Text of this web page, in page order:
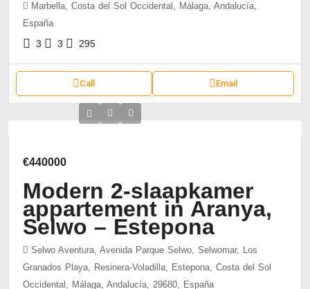
Marbella, Costa del Sol Occidental, Málaga, Andalucía,
España
3 3 295
Call Email
€440000
Modern 2-slaapkamer
appartement in Aranya,
Selwo – Estepona
Selwo Aventura, Avenida Parque Selwo, Selwomar, Los
Granados Playa, Resinera-Voladilla, Estepona, Costa del Sol
Occidental, Málaga, Andalucía, 29680, España